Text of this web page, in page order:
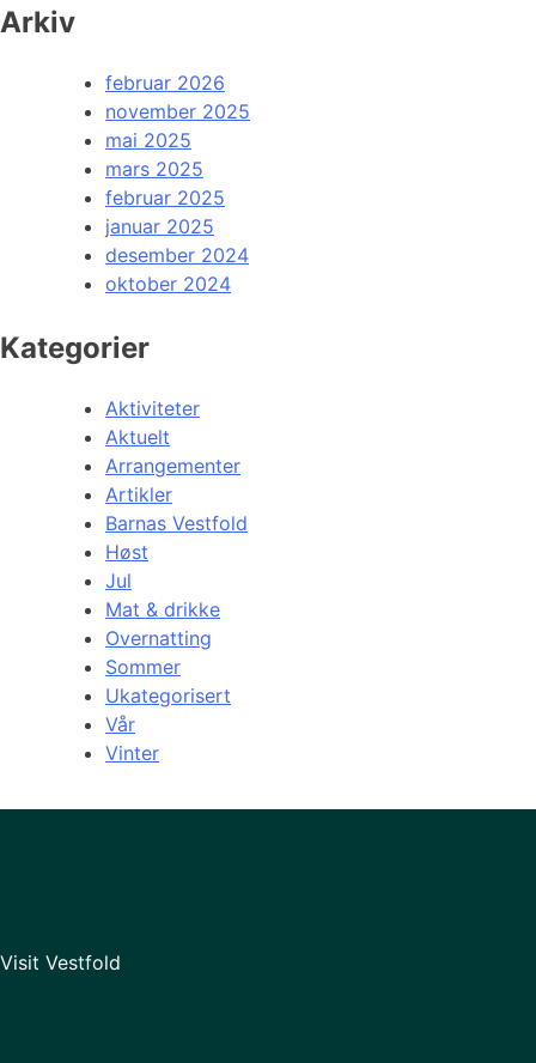
Arkiv
februar 2026
november 2025
mai 2025
mars 2025
februar 2025
januar 2025
desember 2024
oktober 2024
Kategorier
Aktiviteter
Aktuelt
Arrangementer
Artikler
Barnas Vestfold
Høst
Jul
Mat & drikke
Overnatting
Sommer
Ukategorisert
Vår
Vinter
Visit Vestfold